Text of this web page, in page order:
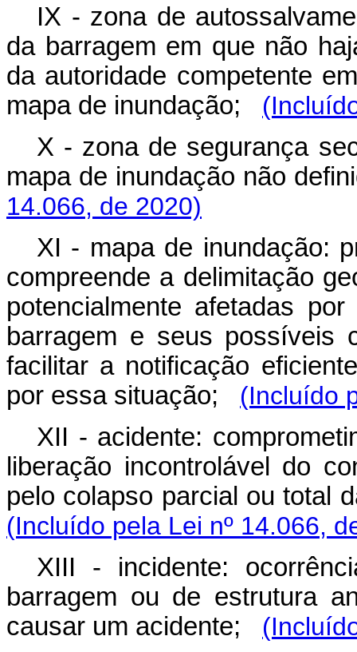
IX - zona de
da barragem em que não
da autoridade competente
mapa de inundação;
X - zona de segurança
mapa de inundação não
14.066, de 2020)
XI - mapa de inundação:
compreende a delimitação
potencialmente afetadas
barragem e seus possíveis
facilitar a notificação
por essa situação; (Incluído
XII - acidente:
liberação incontrolável do
pelo colapso parcial ou total
(Incluído pela Lei nº 14.066,
XIII - incidente:
barragem ou de estrutura
causar um acidente;